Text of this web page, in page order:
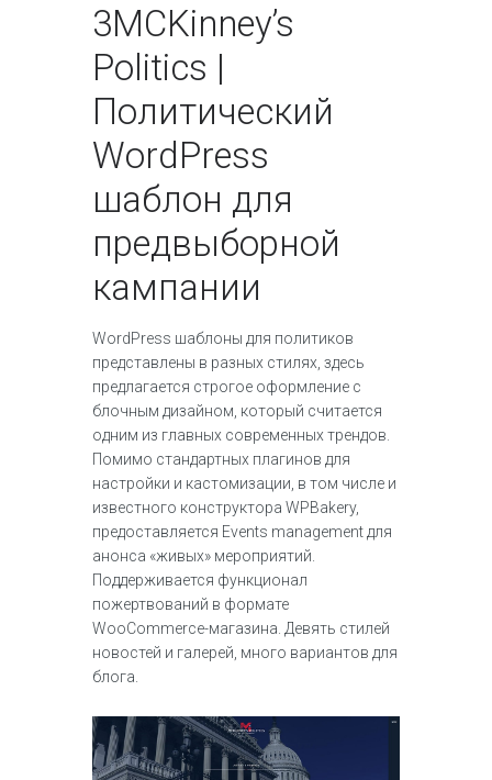
3MCKinney’s
Politics |
Политический
WordPress
шаблон для
предвыборной
кампании
WordPress шаблоны для политиков
представлены в разных стилях, здесь
предлагается строгое оформление с
блочным дизайном, который считается
одним из главных современных трендов.
Помимо стандартных плагинов для
настройки и кастомизации, в том числе и
известного конструктора WPBakery,
предоставляется Events management для
анонса «живых» мероприятий.
Поддерживается функционал
пожертвований в формате
WooCommerce-магазина. Девять стилей
новостей и галерей, много вариантов для
блога.